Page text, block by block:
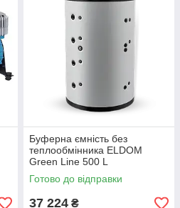
Буферна ємність без
теплообмінника ELDOM
Green Line 500 L
Готово до відправки
37 224 ₴